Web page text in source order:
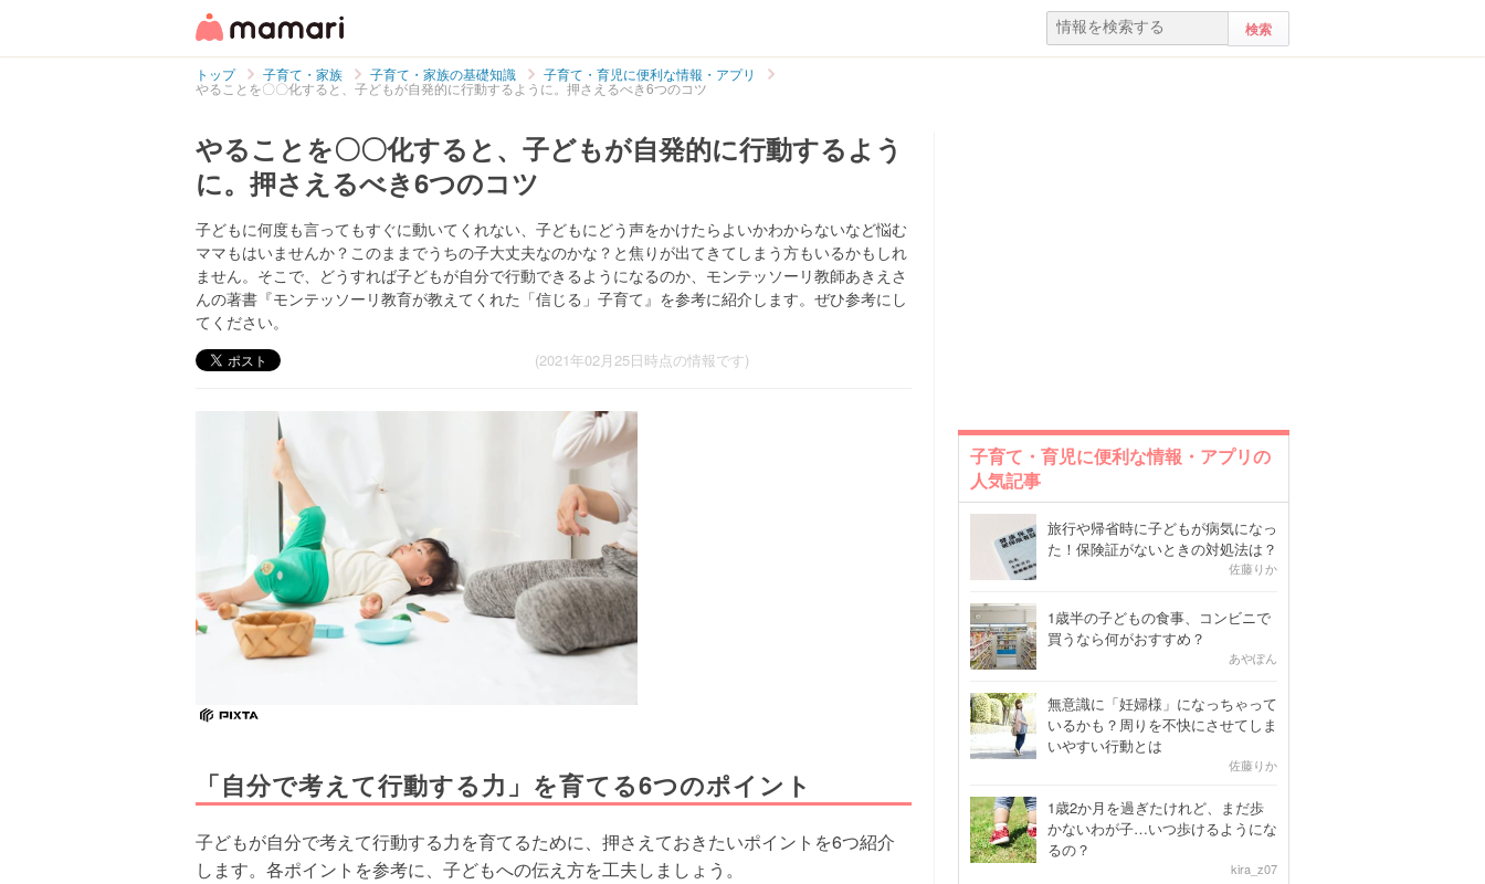
トップ 子育て・家族 子育て・家族の基礎知識 子育て・育児に便利な情報・アプリ
やることを〇〇化すると、子どもが自発的に行動するように。押さえるべき6つのコツ
やることを〇〇化すると、子どもが自発的に行動するよう
に。押さえるべき6つのコツ
子どもに何度も言ってもすぐに動いてくれない、子どもにどう声をかけたらよいかわからないなど悩む
ママもはいませんか？このままでうちの子大丈夫なのかな？と焦りが出てきてしまう方もいるかもしれ
ません。そこで、どうすれば子どもが自分で行動できるようになるのか、モンテッソーリ教師あきえさ
んの著書『モンテッソーリ教育が教えてくれた「信じる」子育て』を参考に紹介します。ぜひ参考にし
てください。
(2021年02月25日時点の情報です)
「自分で考えて行動する力」を育てる6つのポイント
子どもが自分で考えて行動する力を育てるために、押さえておきたいポイントを6つ紹介
します。各ポイントを参考に、子どもへの伝え方を工夫しましょう。
子育て・育児に便利な情報・アプリの
人気記事
旅行や帰省時に子どもが病気になっ
た！保険証がないときの対処法は？
佐藤りか
1歳半の子どもの食事、コンビニで
買うなら何がおすすめ？
あやぽん
無意識に「妊婦様」になっちゃって
いるかも？周りを不快にさせてしま
いやすい行動とは
佐藤りか
1歳2か月を過ぎたけれど、まだ歩
かないわが子…いつ歩けるようにな
るの？
kira_z07